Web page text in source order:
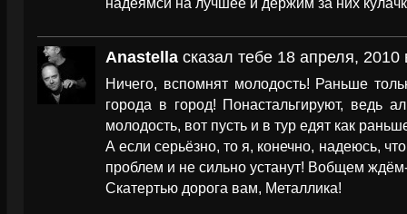
Anastella сказал тебе 18 апреля, 2010
Ничего, вспомнят молодость! Раньше
города в город! Понастальгируют, ведь
молодость, вот пусть и в тур едят как
А если серьёзно, то я, конечно, надеюсь,
проблем и не сильно устанут! Вобщем
Скатертью дорога вам, Металлика!